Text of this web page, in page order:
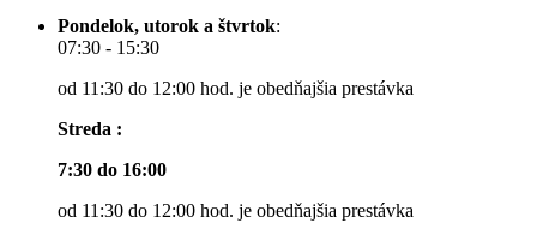
Pondelok, utorok a štvrtok:
07:30 - 15:30
od 11:30 do 12:00 hod. je obedňajšia prestávka
Streda :
7:30 do 16:00
od 11:30 do 12:00 hod. je obedňajšia prestávka